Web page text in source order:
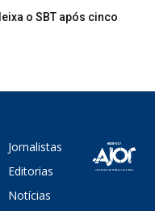
o SBT após cinco
Jornalistas
Editorias
Notícias